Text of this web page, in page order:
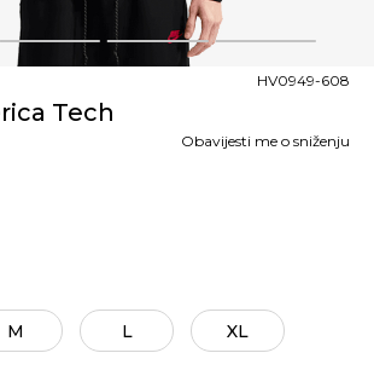
2 3 4
Tech
HV0949-608
Obavijesti me o sniženju
M L XL